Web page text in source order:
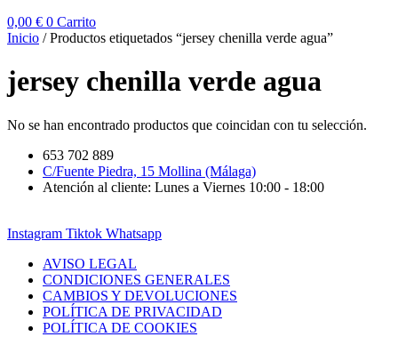
0,00 € 0 Carrito
Inicio / Productos etiquetados “jersey chenilla verde agua”
jersey chenilla verde agua
No se han encontrado productos que coincidan con tu selección.
653 702 889
C/Fuente Piedra, 15 Mollina (Málaga)
Atención al cliente: Lunes a Viernes 10:00 - 18:00
Instagram Tiktok Whatsapp
AVISO LEGAL
CONDICIONES GENERALES
CAMBIOS Y DEVOLUCIONES
POLÍTICA DE PRIVACIDAD
POLÍTICA DE COOKIES